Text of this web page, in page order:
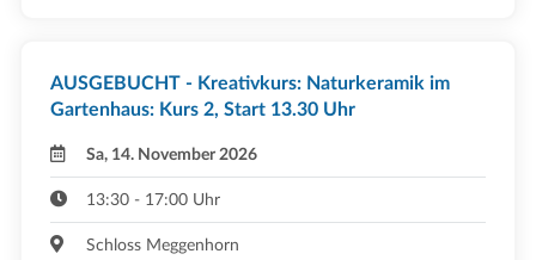
AUSGEBUCHT - Kreativkurs: Naturkeramik im
Gartenhaus: Kurs 2, Start 13.30 Uhr
Sa, 14. November 2026
13:30 - 17:00 Uhr
Schloss Meggenhorn